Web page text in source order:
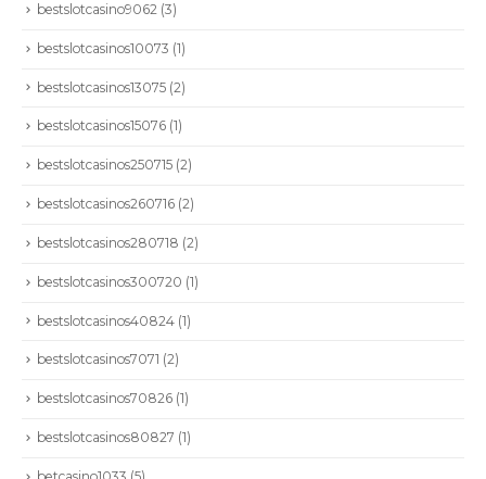
bestslotcasino9062 (3)
bestslotcasinos10073 (1)
bestslotcasinos13075 (2)
bestslotcasinos15076 (1)
bestslotcasinos250715 (2)
bestslotcasinos260716 (2)
bestslotcasinos280718 (2)
bestslotcasinos300720 (1)
bestslotcasinos40824 (1)
bestslotcasinos7071 (2)
bestslotcasinos70826 (1)
bestslotcasinos80827 (1)